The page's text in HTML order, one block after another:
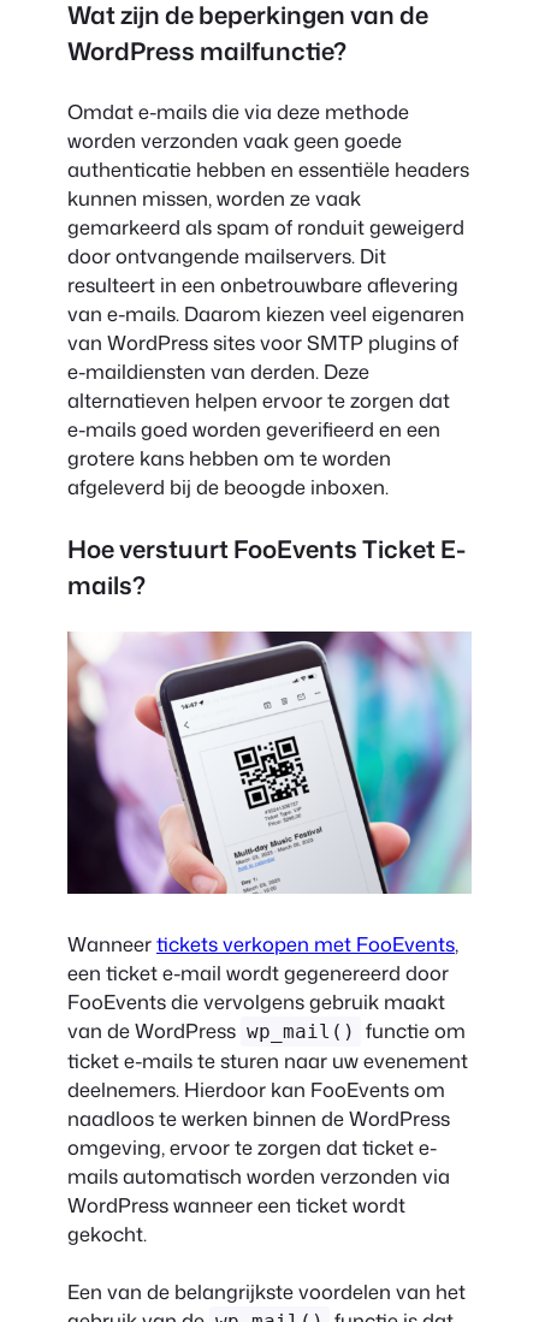
Wat zijn de beperkingen van de
WordPress mailfunctie?
Omdat e-mails die via deze methode
worden verzonden vaak geen goede
authenticatie hebben en essentiële headers
kunnen missen, worden ze vaak
gemarkeerd als spam of ronduit geweigerd
door ontvangende mailservers. Dit
resulteert in een onbetrouwbare aflevering
van e-mails. Daarom kiezen veel eigenaren
van WordPress sites voor SMTP plugins of
e-maildiensten van derden. Deze
alternatieven helpen ervoor te zorgen dat
e-mails goed worden geverifieerd en een
grotere kans hebben om te worden
afgeleverd bij de beoogde inboxen.
Hoe verstuurt FooEvents Ticket E-
mails?
Wanneertickets verkopen met FooEvents,
een ticket e-mail wordt gegenereerd door
FooEvents die vervolgens gebruik maakt
van de WordPress wp_mail()
functie om
ticket e-mails te sturen naar uw evenement
deelnemers. Hierdoor kan FooEvents om
naadloos te werken binnen de WordPress
omgeving, ervoor te zorgen dat ticket e-
mails automatisch worden verzonden via
WordPress wanneer een ticket wordt
gekocht.
Een van de belangrijkste voordelen van het